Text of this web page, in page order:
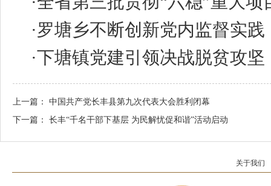
·罗塘乡不断创新党内监督实践
·下塘镇党建引领决战脱贫攻坚
上一篇： 中国共产党长丰县第九次代表大会胜利闭幕
下一篇： 长丰“千名干部下基层 为民解忧促和谐”活动启动
关于我们